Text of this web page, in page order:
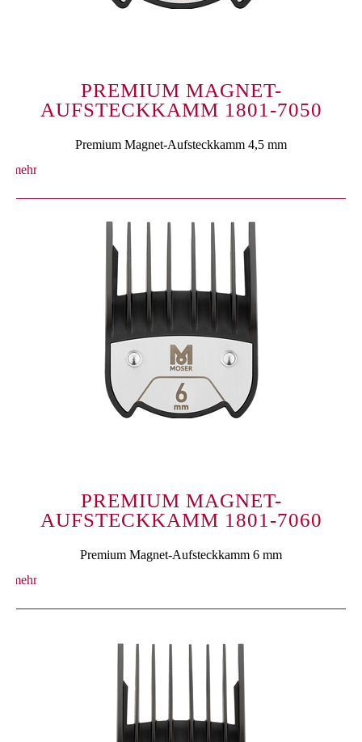
PREMIUM MAGNET-
AUFSTECKKAMM 1801-7050
Premium Magnet-Aufsteckkamm 4,5 mm
mehr
PREMIUM MAGNET-
AUFSTECKKAMM 1801-7060
Premium Magnet-Aufsteckkamm 6 mm
mehr